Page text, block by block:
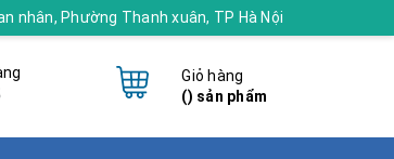
nhân, Phường Thanh xuân, TP Hà Nội
Giỏ hàng
() sản phẩm